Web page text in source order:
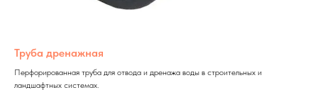
Труба дренажная
Перфорированная труба для отвода и дренажа воды в строительных и
ландшафтных системах.